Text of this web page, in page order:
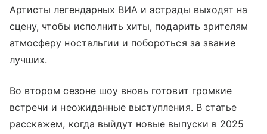
Артисты легендарных ВИА и эстрады выходят на
сцену, чтобы исполнить хиты, подарить зрителям
атмосферу ностальгии и побороться за звание
лучших.
Во втором сезоне шоу вновь готовит громкие
встречи и неожиданные выступления. В статье
расскажем, когда выйдут новые выпуски в 2025